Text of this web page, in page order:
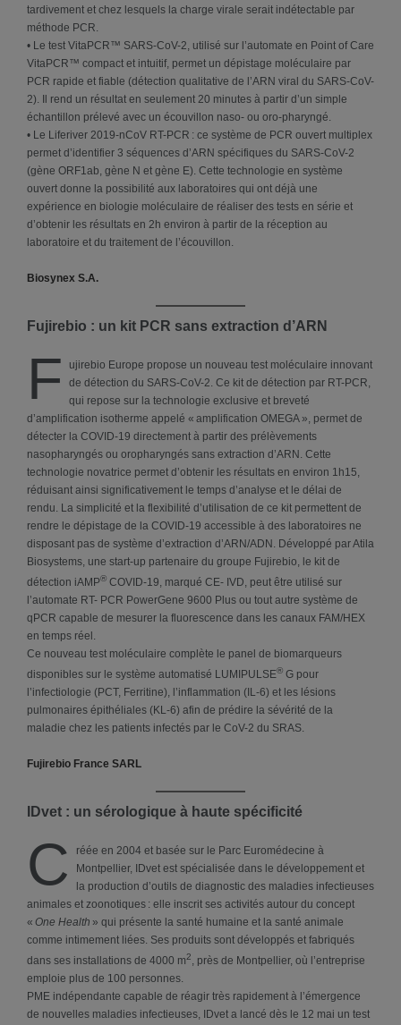
tardivement et chez lesquels la charge virale serait indétectable par
méthode PCR.
• Le test VitaPCR™ SARS-CoV-2, utilisé sur l’automate en Point of Care
VitaPCR™ compact et intuitif, permet un dépistage moléculaire par
PCR rapide et fiable (détection qualitative de l’ARN viral du SARS-CoV-
2). Il rend un résultat en seulement 20 minutes à partir d’un simple
échantillon prélevé avec un écouvillon naso- ou oro-pharyngé.
• Le Liferiver 2019-nCoV RT-PCR : ce système de PCR ouvert multiplex
permet d’identifier 3 séquences d’ARN spécifiques du SARS-CoV-2
(gène ORF1ab, gène N et gène E). Cette technologie en système
ouvert donne la possibilité aux laboratoires qui ont déjà une
expérience en biologie moléculaire de réaliser des tests en série et
d’obtenir les résultats en 2h environ à partir de la réception au
laboratoire et du traitement de l’écouvillon.
Biosynex S.A.
Fujirebio : un kit PCR sans extraction d’ARN
F
ujirebio Europe propose un nouveau test moléculaire innovant
de détection du SARS-CoV-2. Ce kit de détection par RT-PCR,
qui repose sur la technologie exclusive et breveté
d’amplification isotherme appelé « amplification OMEGA », permet de
détecter la COVID-19 directement à partir des prélèvements
nasopharyngés ou oropharyngés sans extraction d’ARN. Cette
technologie novatrice permet d’obtenir les résultats en environ 1h15,
réduisant ainsi significativement le temps d’analyse et le délai de
rendu. La simplicité et la flexibilité d’utilisation de ce kit permettent de
rendre le dépistage de la COVID-19 accessible à des laboratoires ne
disposant pas de système d’extraction d’ARN/ADN. Développé par Atila
Biosystems, une start-up partenaire du groupe Fujirebio, le kit de
détection iAMP® COVID-19, marqué CE- IVD, peut être utilisé sur
l’automate RT- PCR PowerGene 9600 Plus ou tout autre système de
qPCR capable de mesurer la fluorescence dans les canaux FAM/HEX
en temps réel.
Ce nouveau test moléculaire complète le panel de biomarqueurs
disponibles sur le système automatisé LUMIPULSE® G pour
l’infectiologie (PCT, Ferritine), l’inflammation (IL-6) et les lésions
pulmonaires épithéliales (KL-6) afin de prédire la sévérité de la
maladie chez les patients infectés par le CoV-2 du SRAS.
Fujirebio France SARL
IDvet : un sérologique à haute spécificité
C
réée en 2004 et basée sur le Parc Euromédecine à
Montpellier, IDvet est spécialisée dans le développement et
la production d’outils de diagnostic des maladies infectieuses
animales et zoonotiques : elle inscrit ses activités autour du concept
« One Health » qui présente la santé humaine et la santé animale
comme intimement liées. Ses produits sont développés et fabriqués
dans ses installations de 4000 m2
, près de Montpellier, où l’entreprise
emploie plus de 100 personnes.
PME indépendante capable de réagir très rapidement à l’émergence
de nouvelles maladies infectieuses, IDvet a lancé dès le 12 mai un test